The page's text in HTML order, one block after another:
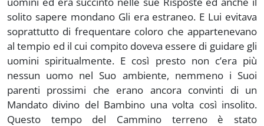
solito sapere mondano Gli era estraneo. E Lui evitava
soprattutto di frequentare coloro che appartenevano
al tempio ed il cui compito doveva essere di guidare gli
uomini spiritualmente. E così presto non c’era più
nessun uomo nel Suo ambiente, nemmeno i Suoi
parenti prossimi che erano ancora convinti di un
Mandato divino del Bambino una volta così insolito.
Questo tempo del Cammino terreno è stato